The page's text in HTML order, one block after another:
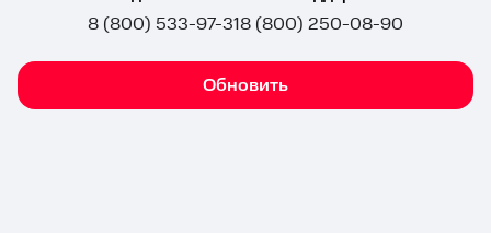
8 (800) 533-97-318 (800) 250-08-90
Обновить